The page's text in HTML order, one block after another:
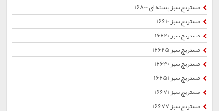
مستربچ سبز پسته ای 16800
مستربچ سبز 16610
مستربچ سبز 16620
مستربچ سبز 16625
مستربچ سبز 16630
مستربچ سبز 16651
مستربچ سبز 16671
مستربچ سبز 16677